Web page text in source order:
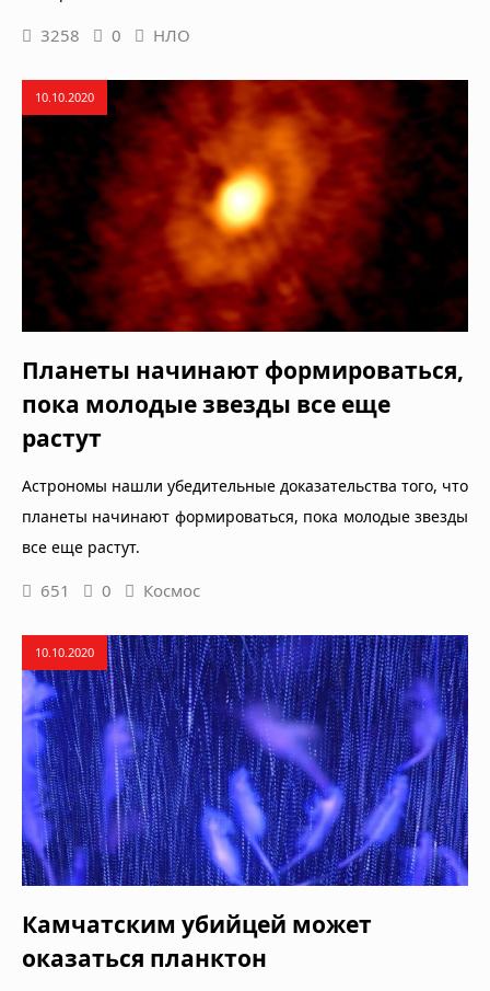
3258 0 НЛО
10.10.2020
Планеты начинают формироваться,
пока молодые звезды все еще
растут
Астрономы нашли убедительные доказательства того, что
планеты начинают формироваться, пока молодые звезды
все еще растут.
651 0 Космос
10.10.2020
Камчатским убийцей может
оказаться планктон